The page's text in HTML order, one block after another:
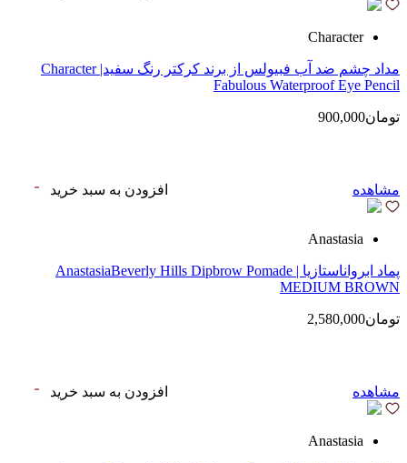
Character
مداد چشم ضد آب فبیولس از برند کرکتر رنگ سفید| Character
Fabulous Waterproof Eye Pencil
تومان900,000
مشاهده افزودن به سبد خرید
Anastasia
پماد ابرواناستازیا | AnastasiaBeverly Hills Dipbrow Pomade
MEDIUM BROWN
تومان2,580,000
مشاهده افزودن به سبد خرید
Anastasia